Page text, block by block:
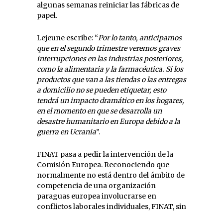
algunas semanas reiniciar las fábricas de
papel.
Lejeune escribe: “Por lo tanto, anticipamos
que en el segundo trimestre veremos graves
interrupciones en las industrias posteriores,
como la alimentaria y la farmacéutica. Si los
productos que van a las tiendas o las entregas
a domicilio no se pueden etiquetar, esto
tendrá un impacto dramático en los hogares,
en el momento en que se desarrolla un
desastre humanitario en Europa debido a la
guerra en Ucrania”.
FINAT pasa a pedir la intervención de la
Comisión Europea. Reconociendo que
normalmente no está dentro del ámbito de
competencia de una organización
paraguas europea involucrarse en
conflictos laborales individuales, FINAT, sin